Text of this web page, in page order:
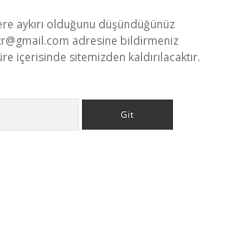
aykırı olduğunu düşündüğünüz
adresine bildirmeniz
içerisinde sitemizden kaldırılacaktır.